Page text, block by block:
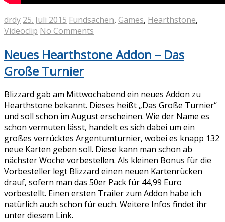
drdy 25. Juli 2015 Fundsachen, Games, Hearthstone,
Videoclip No Comments
Neues Hearthstone Addon – Das
Große Turnier
Blizzard gab am Mittwochabend ein neues Addon zu
Hearthstone bekannt. Dieses heißt „Das Große Turnier“
und soll schon im August erscheinen. Wie der Name es
schon vermuten lässt, handelt es sich dabei um ein
großes verrücktes Argentumturnier, wobei es knapp 132
neue Karten geben soll. Diese kann man schon ab
nächster Woche vorbestellen. Als kleinen Bonus für die
Vorbesteller legt Blizzard einen neuen Kartenrücken
drauf, sofern man das 50er Pack für 44,99 Euro
vorbestellt. Einen ersten Trailer zum Addon habe ich
natürlich auch schon für euch. Weitere Infos findet ihr
unter diesem Link.